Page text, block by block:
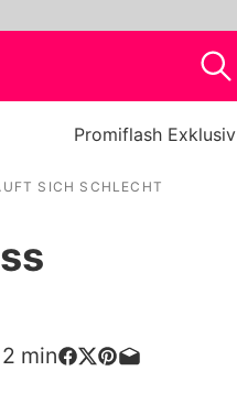
Promiflash Exklusiv
SICH SCHLECHT
2 min